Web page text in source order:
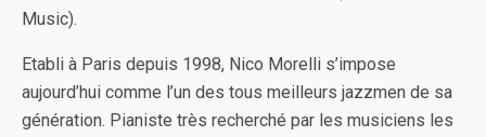
Music).
Etabli à Paris depuis 1998, Nico Morelli s’impose
aujourd’hui comme l’un des tous meilleurs jazzmen de sa
génération. Pianiste très recherché par les musiciens les